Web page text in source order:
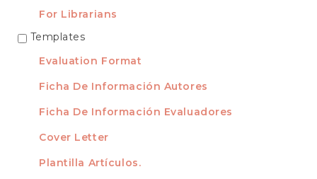
For Librarians
TEMPLATES
Templates
Evaluation Format
Ficha De Información Autores
Ficha De Información Evaluadores
Cover Letter
Plantilla Artículos.